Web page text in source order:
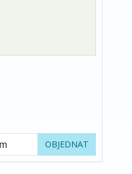
OBJEDNAT